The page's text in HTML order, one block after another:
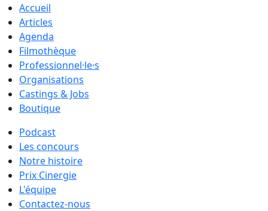
Accueil
Articles
Agenda
Filmothèque
Professionnel·le·s
Organisations
Castings & Jobs
Boutique
Podcast
Les concours
Notre histoire
Prix Cinergie
L'équipe
Contactez-nous